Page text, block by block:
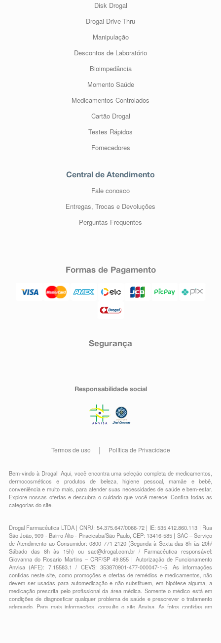
Disk Drogal
Drogal Drive-Thru
Manipulação
Descontos de Laboratório
Bioimpedância
Momento Saúde
Medicamentos Controlados
Cartão Drogal
Testes Rápidos
Fornecedores
Central de Atendimento
Fale conosco
Entregas, Trocas e Devoluções
Perguntas Frequentes
Formas de Pagamento
Segurança
Responsabilidade social
Termos de uso Política de Privacidade
Bem-vindo à Drogal! Aqui, você encontra uma seleção completa demedicamentos
dermocosméticos e produtos de beleza,higiene pessoal,mamãe e bebê
conveniênciae muito mais, para atender suas necessidades de saúde e bem-estar.
Explore nossas ofertas e descubra o cuidado que você merece!Confira todas as
categorias do site.
Drogal Farmacêutica LTDA | CNPJ: 54.375.647/0066-72 | IE: 535.412.860.113 | Rua
São João, 909 - Bairro Alto - Piracicaba/São Paulo, CEP: 13416-585 | SAC – Serviço
de Atendimento ao Consumidor: 0800 771 2120 (Segunda à Sexta das 8h às 20h/
Sábado das 8h às 15h) ou sac@drogal.com.br/ Farmacêutica responsável:
Giovanna do Rosario Martins – CRF/SP 49.855 | Autorização de Funcionamento
Anvisa (AFE): 7.15583.1 / CEVS: 353870901-477-000047-1-5. As informações
contidas neste site, como promoções e ofertas de remédios e medicamentos, não
devem ser usadas para automedicação e não substituem, em hipótese alguma, a
medicação prescrita pelo profissional da área médica. Somente o médico está em
condições de diagnosticar qualquer problema de saúde e prescrever o tratamento
adequado. Para mais informações, consulte o site Anvisa. As fotos contidas em